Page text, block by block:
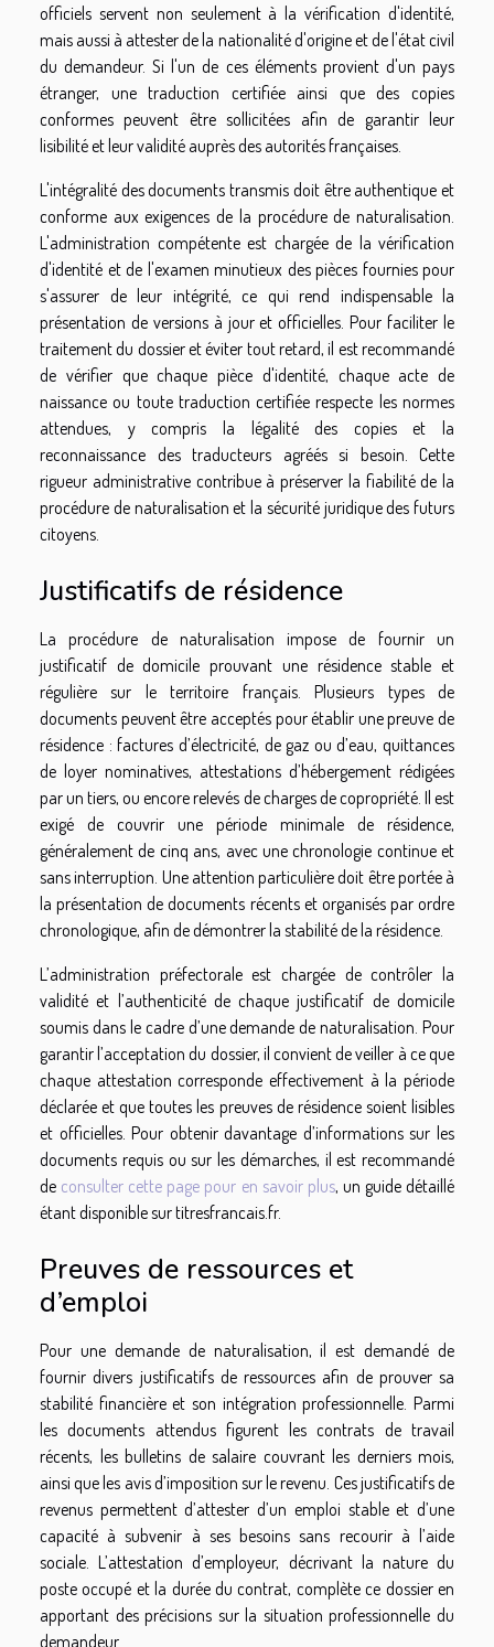
officiels servent non seulement à la vérification d'identité,
mais aussi à attester de la nationalité d'origine et de l'état civil
du demandeur. Si l'un de ces éléments provient d'un pays
étranger, une traduction certifiée ainsi que des copies
conformes peuvent être sollicitées afin de garantir leur
lisibilité et leur validité auprès des autorités françaises.
L'intégralité des documents transmis doit être authentique et
conforme aux exigences de la procédure de naturalisation.
L'administration compétente est chargée de la vérification
d'identité et de l'examen minutieux des pièces fournies pour
s'assurer de leur intégrité, ce qui rend indispensable la
présentation de versions à jour et officielles. Pour faciliter le
traitement du dossier et éviter tout retard, il est recommandé
de vérifier que chaque pièce d'identité, chaque acte de
naissance ou toute traduction certifiée respecte les normes
attendues, y compris la légalité des copies et la
reconnaissance des traducteurs agréés si besoin. Cette
rigueur administrative contribue à préserver la fiabilité de la
procédure de naturalisation et la sécurité juridique des futurs
citoyens.
Justificatifs de résidence
La procédure de naturalisation impose de fournir un
justificatif de domicile prouvant une résidence stable et
régulière sur le territoire français. Plusieurs types de
documents peuvent être acceptés pour établir une preuve de
résidence : factures d’électricité, de gaz ou d’eau, quittances
de loyer nominatives, attestations d’hébergement rédigées
par un tiers, ou encore relevés de charges de copropriété. Il est
exigé de couvrir une période minimale de résidence,
généralement de cinq ans, avec une chronologie continue et
sans interruption. Une attention particulière doit être portée à
la présentation de documents récents et organisés par ordre
chronologique, afin de démontrer la stabilité de la résidence.
L’administration préfectorale est chargée de contrôler la
validité et l’authenticité de chaque justificatif de domicile
soumis dans le cadre d’une demande de naturalisation. Pour
garantir l’acceptation du dossier, il convient de veiller à ce que
chaque attestation corresponde effectivement à la période
déclarée et que toutes les preuves de résidence soient lisibles
et officielles. Pour obtenir davantage d’informations sur les
documents requis ou sur les démarches, il est recommandé
de consulter cette page pour en savoir plus, un guide détaillé
étant disponible sur titresfrancais.fr.
Preuves de ressources et
d’emploi
Pour une demande de naturalisation, il est demandé de
fournir divers justificatifs de ressources afin de prouver sa
stabilité financière et son intégration professionnelle. Parmi
les documents attendus figurent les contrats de travail
récents, les bulletins de salaire couvrant les derniers mois,
ainsi que les avis d’imposition sur le revenu. Ces justificatifs de
revenus permettent d’attester d’un emploi stable et d’une
capacité à subvenir à ses besoins sans recourir à l’aide
sociale. L’attestation d’employeur, décrivant la nature du
poste occupé et la durée du contrat, complète ce dossier en
apportant des précisions sur la situation professionnelle du
demandeur.